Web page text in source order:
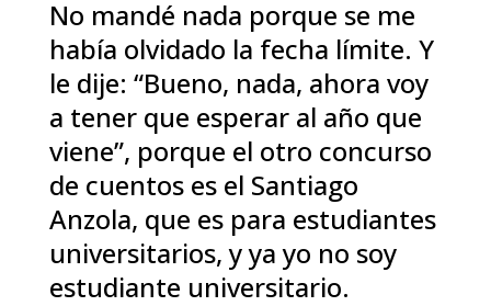
No mandé nada porque se me
había olvidado la fecha límite. Y
le dije: “Bueno, nada, ahora voy
a tener que esperar al año que
viene”, porque el otro concurso
de cuentos es el Santiago
Anzola, que es para estudiantes
universitarios, y ya yo no soy
estudiante universitario.